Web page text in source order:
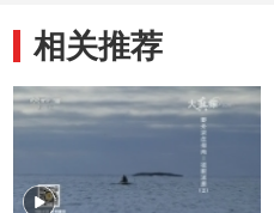
相关推荐